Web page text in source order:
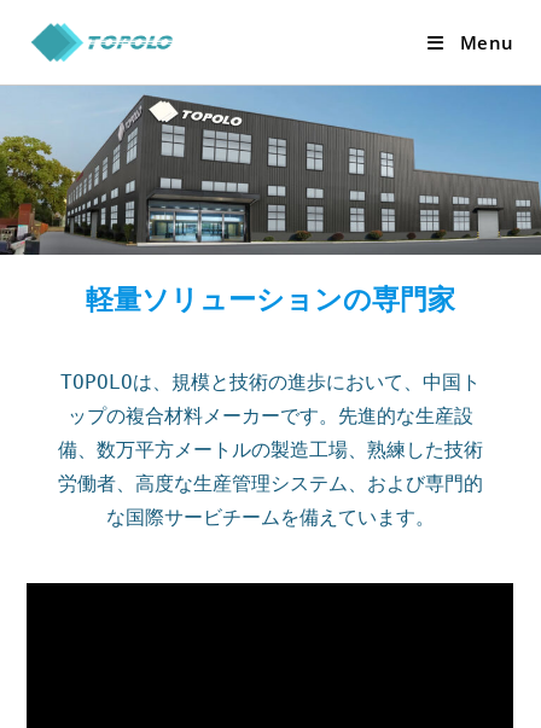
Menu
軽量ソリューションの専門家
TOPOLOは、規模と技術の進歩において、中国ト
ップの複合材料メーカーです。先進的な生産設
備、数万平方メートルの製造工場、熟練した技術
労働者、高度な生産管理システム、および専門的
な国際サービチームを備えています。